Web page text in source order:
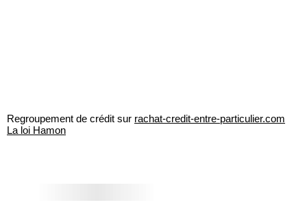
Regroupement de crédit sur rachat-credit-entre-particulier.com
La loi Hamon